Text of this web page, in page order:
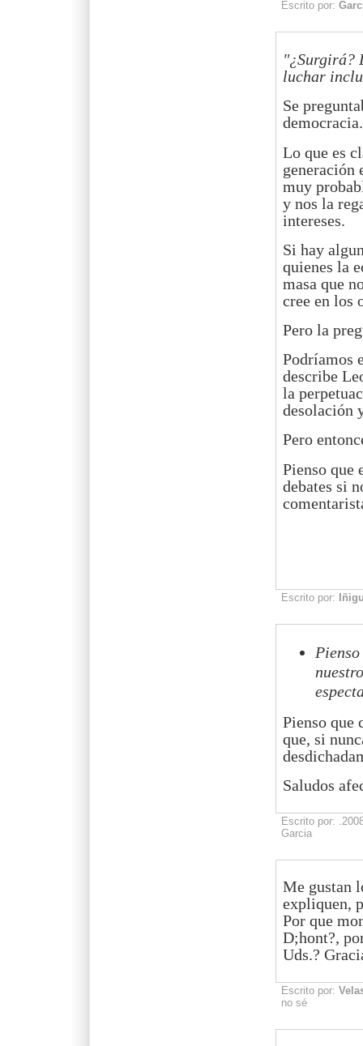
Escrito por:
"¿Surgirá?
luchar
Se
democracia.
Lo que es
generación
muy
y nos la
intereses.
Si hay
quienes la
masa que
cree en los
Pero la
Podríamos
describe
la
desolación
Pero
Pienso que
debates si
Escrito por:
Pienso que
que, si
Saludos
Escrito por:
Garcia
Me gustan
expliquen,
Por que
D;hont?,
Uds.?
Escrito por:
no sé